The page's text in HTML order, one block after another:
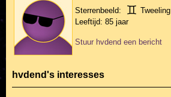
Sterrenbeeld:
Tweeling
Leeftijd: 85 jaar
Stuur hvdend een bericht
hvdend's interesses